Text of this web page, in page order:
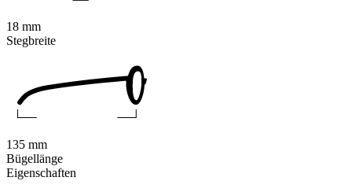
Eigenschaften
18 mm
Stegbreite
135 mm
Bügellänge